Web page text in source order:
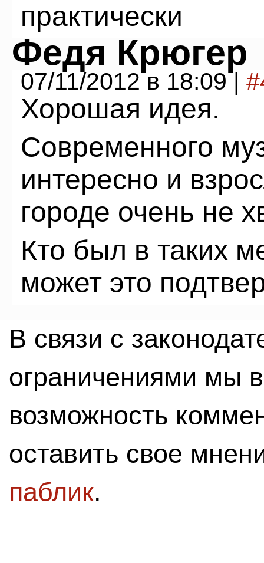
практически
Федя Крюгер
07/11/2012 в 18:09 |
Хорошая идея.
Современного
интересно и
городе очень не
Кто был в таких
может это
В связи с
ограничениями мы
возможность
оставить свое
паблик.